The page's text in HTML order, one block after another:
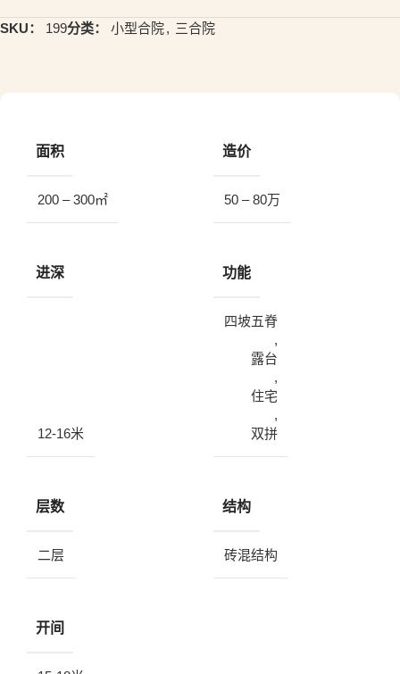
SKU： 199分类： 小型合院, 三合院
面积
200 – 300㎡
造价
50 – 80万
进深
12-16米
功能
四坡五脊
,
露台
,
住宅
,
双拼
层数
二层
结构
砖混结构
开间